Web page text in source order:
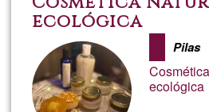
ecológica
Pilas
ecológica